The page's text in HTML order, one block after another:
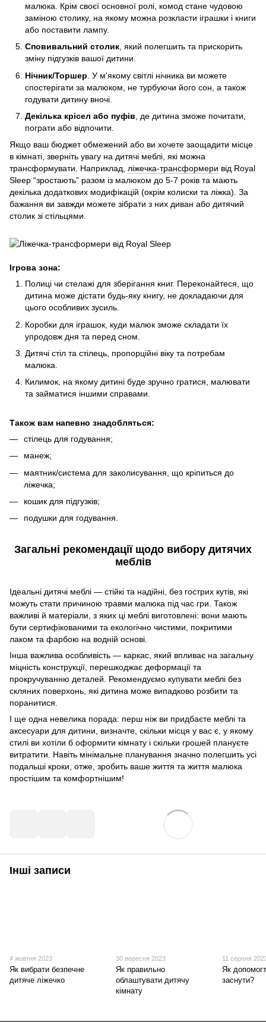
малюка. Крім своєї основної ролі, комод стане чудовою
заміною столику, на якому можна розкласти іграшки і книги
або поставити лампу.
Сповивальний столик , який полегшить та прискорить
зміну підгузків вашої дитини.
Нічник/Торшер . У м'якому світлі нічника ви можете
спостерігати за малюком, не турбуючи його сон, а також
годувати дитину вночі.
Декілька крісел або пуфів , де дитина зможе почитати,
пограти або відпочити.
Якщо ваш бюджет обмежений або ви хочете заощадити місце
в кімнаті, зверніть увагу на дитячі меблі, які можна
трансформувати. Наприклад, ліжечка-трансформери від Royal
Sleep “зростають” разом із малюком до 5-7 років та мають
декілька додаткових модифікацій (окрім колиски та ліжка). За
бажання ви завжди можете зібрати з них диван або дитячий
столик зі стільцями.
Ігрова зона:
Полиці чи стелажі для зберігання книг. Переконайтеся, що
дитина може дістати будь-яку книгу, не докладаючи для
цього особливих зусиль.
Коробки для іграшок, куди малюк зможе складати їх
упродовж дня та перед сном.
Дитячі стіл та стілець, пропорційні віку та потребам
малюка.
Килимок, на якому дитині буде зручно гратися, малювати
та займатися іншими справами.
Також вам напевно знадобляться:
стілець для годування;
манеж;
маятник/система для заколисування, що кріпиться до
ліжечка;
кошик для підгузків;
подушки для годування.
Загальні рекомендації щодо вибору дитячих
меблів
Ідеальні дитячі меблі — стійкі та надійні, без гострих кутів, які
можуть стати причиною травми малюка під час гри. Також
важливі й матеріали, з яких ці меблі виготовлені: вони мають
бути сертифікованими та екологічно чистими, покритими
лаком та фарбою на водній основі.
Інша важлива особливість — каркас, який впливає на загальну
міцність конструкції, перешкоджає деформації та
прокручуванню деталей. Рекомендуємо купувати меблі без
скляних поверхонь, які дитина може випадково розбити та
поранитися.
І ще одна невелика порада: перш ніж ви придбаєте меблі та
аксесуари для дитини, визначте, скільки місця у вас є, у якому
стилі ви хотіли б оформити кімнату і скільки грошей плануєте
витратити. Навіть мінімальне планування значно полегшить усі
подальші кроки, отже, зробить ваше життя та життя малюка
простішим та комфортнішим!
Інші записи
4 жовтня 2023
Як вибрати безпечне
дитяче ліжечко
30 вересня 2023
Як правильно
облаштувати дитячу
кімнату
11 серпня
Як
заснути?